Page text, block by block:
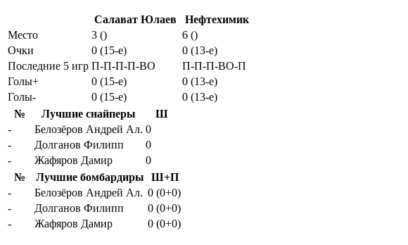
Салават Юлаев
Нефтехимик
Место
3 ()
6 ()
Очки
0 (15-e)
0 (13-e)
Последние 5 игр П-П-П-П-ВО
П-П-П-ВО-П
Голы+
0 (15-e)
0 (13-e)
Голы-
0 (15-e)
0 (13-e)
№
Лучшие снайперы
Ш
-
Белозёров Андрей Ал. 0
-
Долганов Филипп
0
-
Жафяров Дамир
0
№
Лучшие бомбардиры
Ш+П
-
Белозёров Андрей Ал. 0 (0+0)
-
Долганов Филипп
0 (0+0)
-
Жафяров Дамир 0 (0+0)